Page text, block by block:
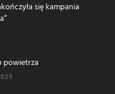
się kampania
powietrza